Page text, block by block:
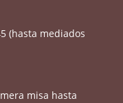
(hasta mediados
misa hasta